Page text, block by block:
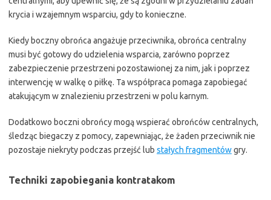
krycia i wzajemnym wsparciu, gdy to konieczne.
Kiedy boczny obrońca angażuje przeciwnika, obrońca centralny
musi być gotowy do udzielenia wsparcia, zarówno poprzez
zabezpieczenie przestrzeni pozostawionej za nim, jak i poprzez
interwencję w walkę o piłkę. Ta współpraca pomaga zapobiegać
atakującym w znalezieniu przestrzeni w polu karnym.
Dodatkowo boczni obrońcy mogą wspierać obrońców centralnych,
śledząc biegaczy z pomocy, zapewniając, że żaden przeciwnik nie
pozostaje niekryty podczas przejść lub stałych fragmentówgry.
Techniki zapobiegania kontratakom